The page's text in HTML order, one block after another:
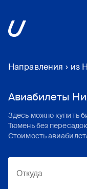
Направления › из
Авиабилеты
Здесь можно купить
Тюменьбез
Стоимость